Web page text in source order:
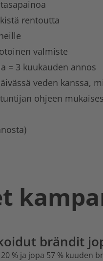
rentoutta
valmiste
= 3 kuukauden annos
veden kanssa,
ohjeen
brändit
% ja jopa 57 % kuuden